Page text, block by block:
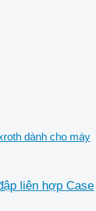
dành cho máy
liên hợp Case